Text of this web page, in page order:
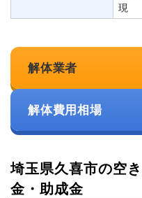
現
解体業者
解体費用相場
埼玉県久喜市の空
金・助成金